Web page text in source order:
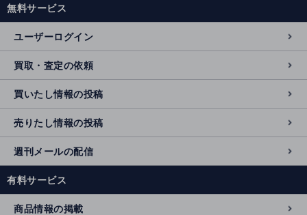
無料サービス
ユーザーログイン
買取・査定の依頼
買いたし情報の投稿
売りたし情報の投稿
週刊メールの配信
有料サービス
商品情報の掲載